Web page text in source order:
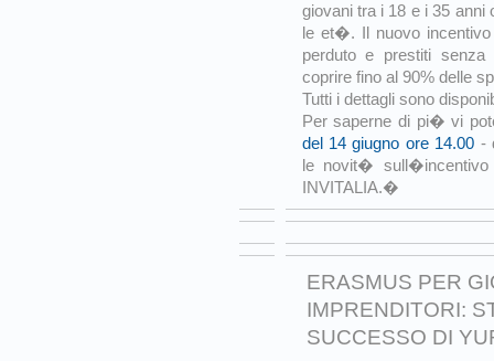
giovani tra i 18 e i 35 anni
le et�. Il nuovo
perduto e prestiti senza
coprire fino al 90% delle
Tutti i dettagli sono
Per saperne di pi� vi
del 14 giugno ore 14.00 -
le novit�
INVITALIA.�
ERASMUS PER
IMPRENDITORI:
SUCCESSO DI